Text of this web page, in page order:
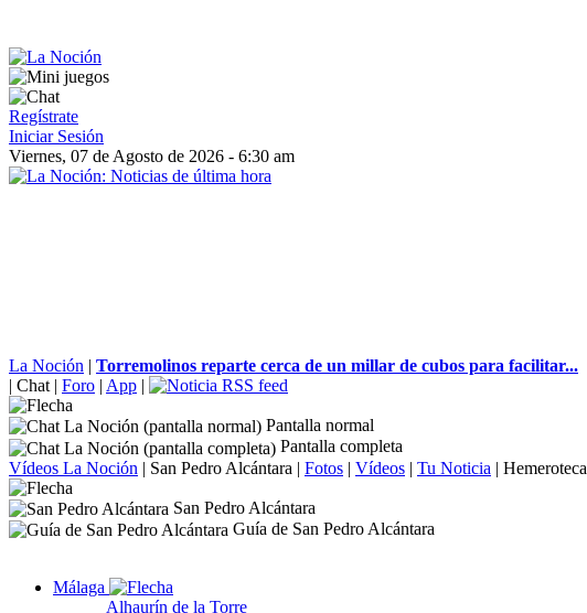
Regístrate
Iniciar Sesión
Viernes, 07 de Agosto de 2026 - 6:30 am
La Noción | Torremolinos reparte cerca de un millar de cubos para facilitar...
| Chat | Foro | App |
Pantalla normal
Pantalla completa
Vídeos La Noción | San Pedro Alcántara | Fotos | Vídeos | Tu Noticia | Hemeroteca
San Pedro Alcántara
Guía de San Pedro Alcántara
Málaga
Alhaurín de la Torre